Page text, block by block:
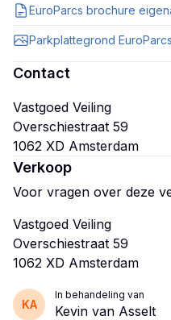
EuroParcs brochure
Parkplattegrond
Contact
Vastgoed Veiling
Overschiestraat 59
Verkoop
Voor vragen over deze
Vastgoed Veiling
Overschiestraat 59
KA
In behandeling van
Kevin van Asselt